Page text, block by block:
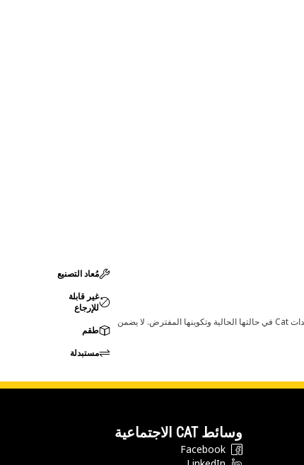
قد تؤدي أي تغييرات في ضبط الشركة المصنعة إلى عدم ملاءمة المنتج لمعدات Cat لديك. يرجى استشارة وكيل Cat لديك قبل الشراء للتأكد من أن هذه القطعة مناسبة لمعدات Cat في حالتها الحالية وتكوينها المفترض. لا يضمن
مُعاد التصنيع
غير قابلة
للإرجاع
طقم
مستبدلة
وسائط CAT الاجتماعية
Facebook